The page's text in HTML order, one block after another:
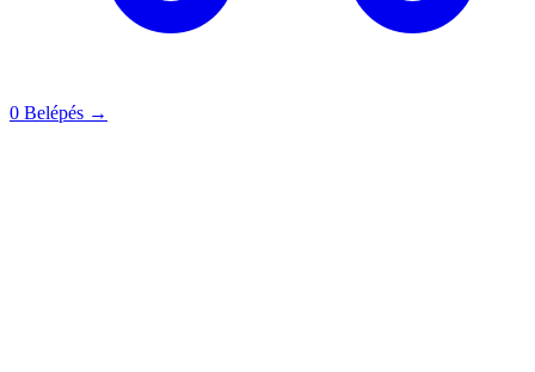
0 Belépés →